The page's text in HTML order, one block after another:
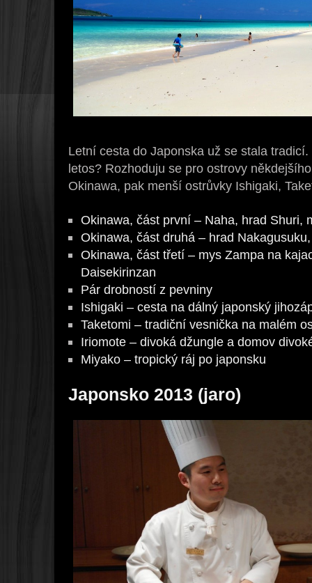
Letní cesta do Japonska už se stala
letos? Rozhoduju se pro ostrovy
Okinawa, pak menší ostrůvky Ishigaki,
Okinawa, část první – Naha, hrad Shuri,
Okinawa, část druhá – hrad
Okinawa, část třetí – mys Zampa na
Daisekirinzan
Pár drobností z pevniny
Ishigaki – cesta na dálný japonský
Taketomi – tradiční vesnička na malém
Iriomote – divoká džungle a domov
Miyako – tropický ráj po japonsku
Japonsko 2013 (jaro)